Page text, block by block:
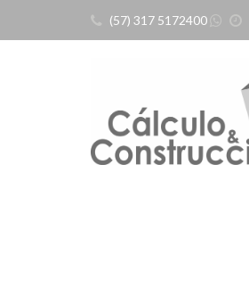
(57) 317 5172400